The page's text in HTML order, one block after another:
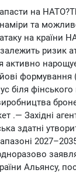
на
та
на країни
ризик
активно
формування
біля
.— Західні
здатні
Альянсу,